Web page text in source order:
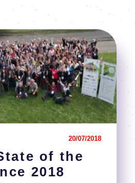
of the
2018
20/07/2018